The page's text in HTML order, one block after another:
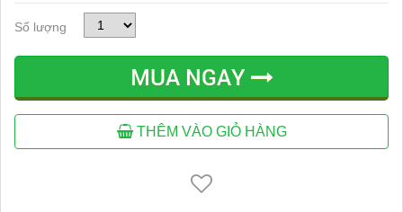
Số lượng
MUA NGAY
THÊM VÀO GIỎ HÀNG